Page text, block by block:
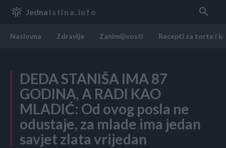
Jedna Istina.info
Naslovna Zdravlje Zanimljivosti Recepti za torte i
DEDA STANIŠA IMA 87
GODINA, A RADI KAO
MLADIĆ: Od ovog posla ne
odustaje, za mlade ima jedan
savjet zlata vrijedan